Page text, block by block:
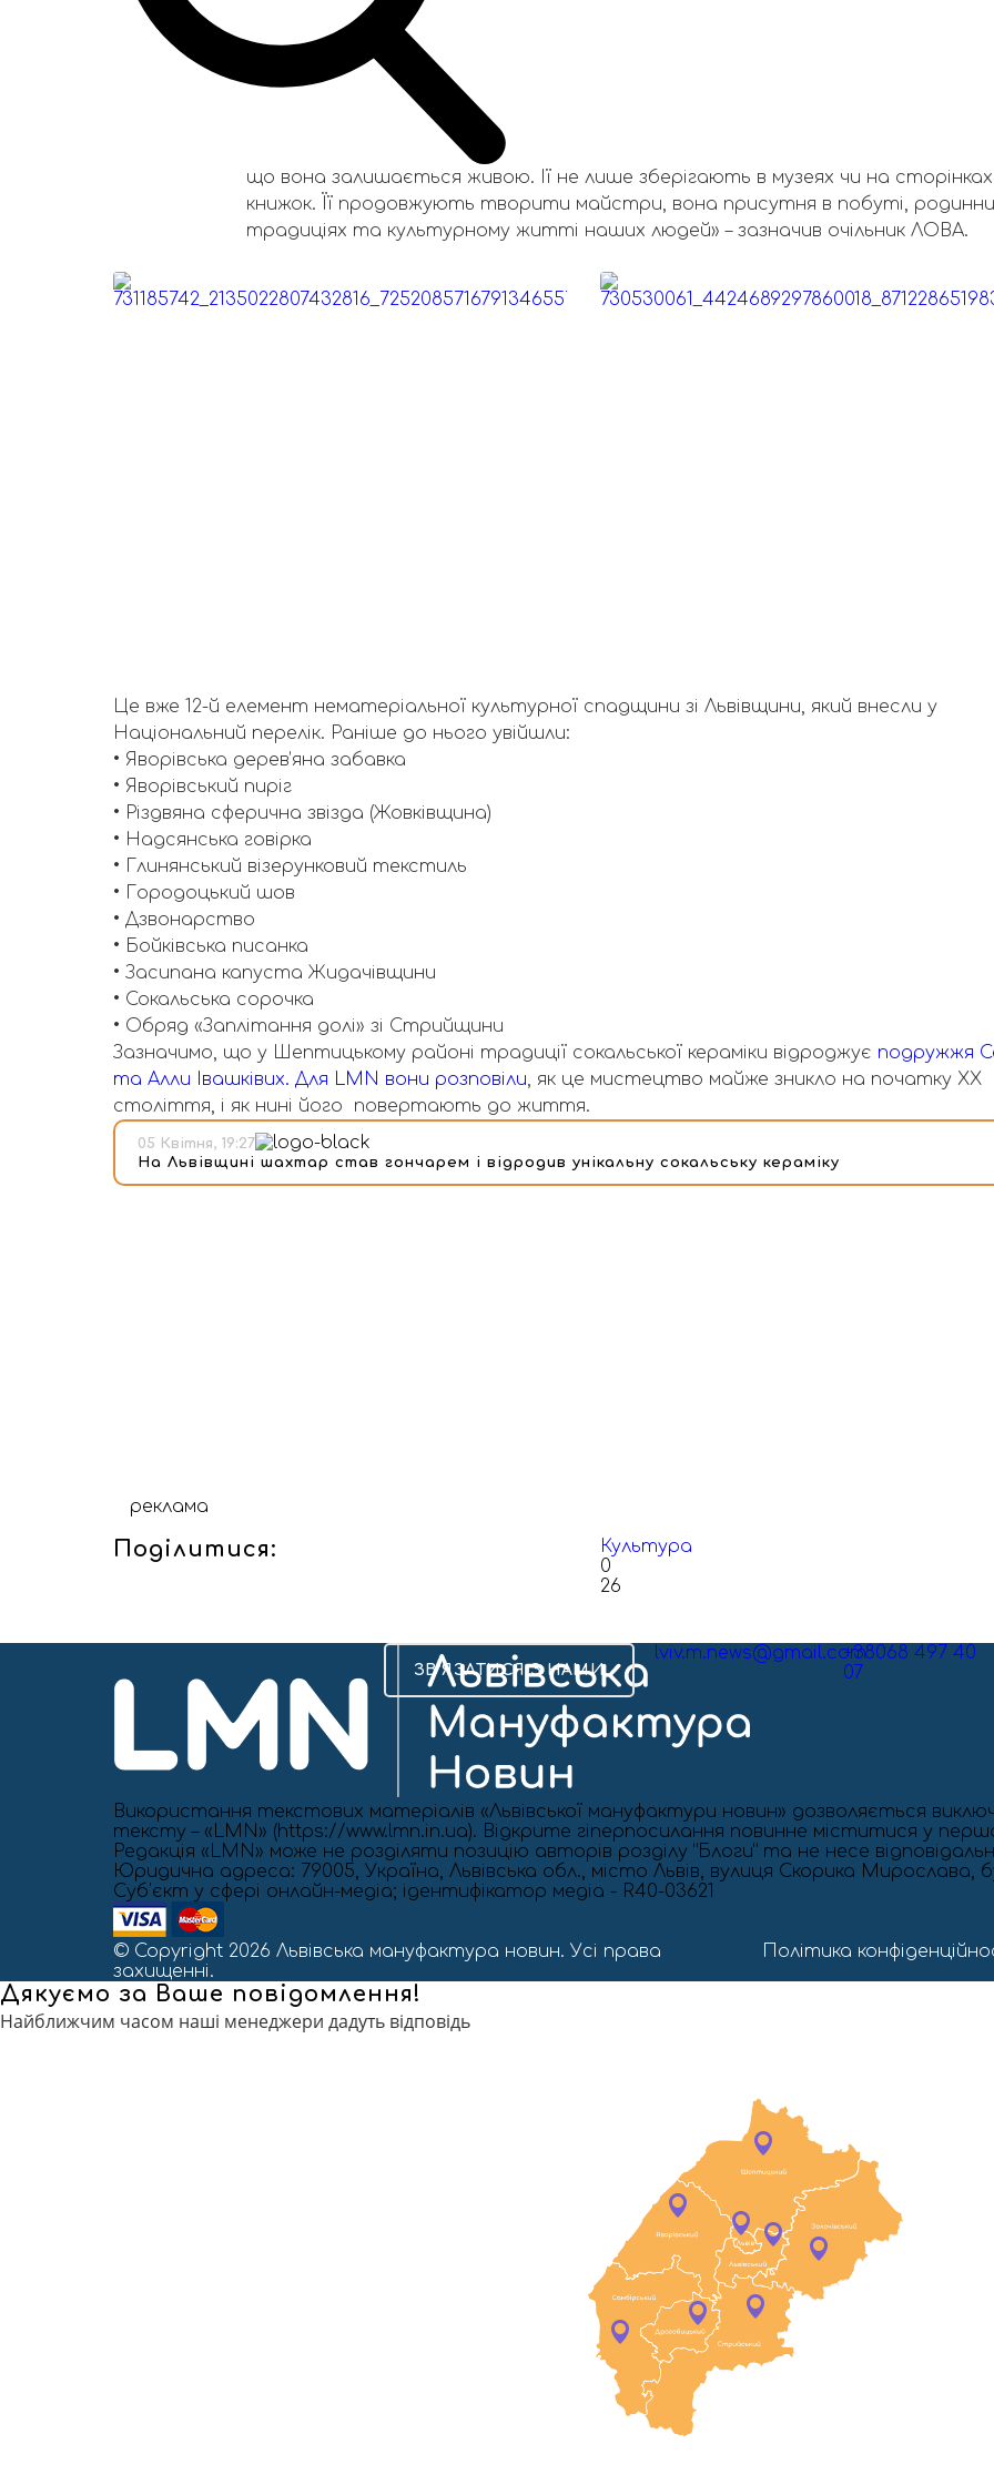
Традицію побутування та мистецтво створення Сокальської кераміки внесли у
перелік елементів нематеріальної культурної спадщини України. Про це повідомив голова
Львівської обласної військової адміністрація
«Це важливе визнання унікальної мистецької традиції, яка зародилася на
Сокальщині та збереглася до наших днів. Особлива цінність цієї спадщини в
що вона залишається живою. Її не лише зберігають в музеях чи на сторінках
книжок. Її продовжують творити майстри, вона присутня в побуті,
традиціях та культурному житті наших людей» – зазначив очільник ЛОВА.
Це вже 12-й елемент нематеріальної культурної спадщини зі Львівщини, який внесли у
Національний перелік. Раніше до нього увійшли:
• Яворівська дерев’яна забавка
• Яворівський пиріг
• Різдвяна сферична звізда (Жовківщина)
• Надсянська говірка
• Глинянський візерунковий текстиль
• Городоцький шов
• Дзвонарство
• Бойківська писанка
• Засипана капуста Жидачівщини
• Сокальська сорочка
• Обряд «Заплітання долі» зі Стрийщини
Зазначимо, що у Шептицькому районі традиції сокальської кераміки відроджує подружжя
та Алли Івашківих. Для LMN вони розповіли, як це мистецтво майже зникло на початку ХХ
століття, і як нині його повертають до життя.
05 Квітня, 19:27
На Львівщині шахтар став гончарем і відродив унікальну сокальську кераміку
реклама
Поділитися:
Культура
0
26
ЗВ’ЯЗАТИСЯ З НАМИ
lviv.m.news@gmail.com+38068 497 40
07
Використання текстових матеріалів «Львівської мануфактури новин» дозволяється
тексту – «LMN» (https://www.lmn.in.ua). Відкрите гіперпосилання повинне міститися у
Редакція «LMN» може не розділяти позицію авторів розділу “Блоги” та не несе
Юридична адреса: 79005, Україна, Львівська обл., місто Львів, вулиця Скорика Мирослава,
Cуб'єкт у сфері онлайн-медіа; ідентифікатор медіа - R40-03621
© Copyright 2026 Львівська мануфактура новин. Усі права
захищенні.
Політика
Дякуємо за Ваше повідомлення!
Найближчим часом наші менеджери дадуть відповідь